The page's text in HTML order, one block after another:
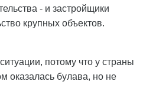
- и застройщики
крупных объектов.
потому что у страны
оказалась булава, но не